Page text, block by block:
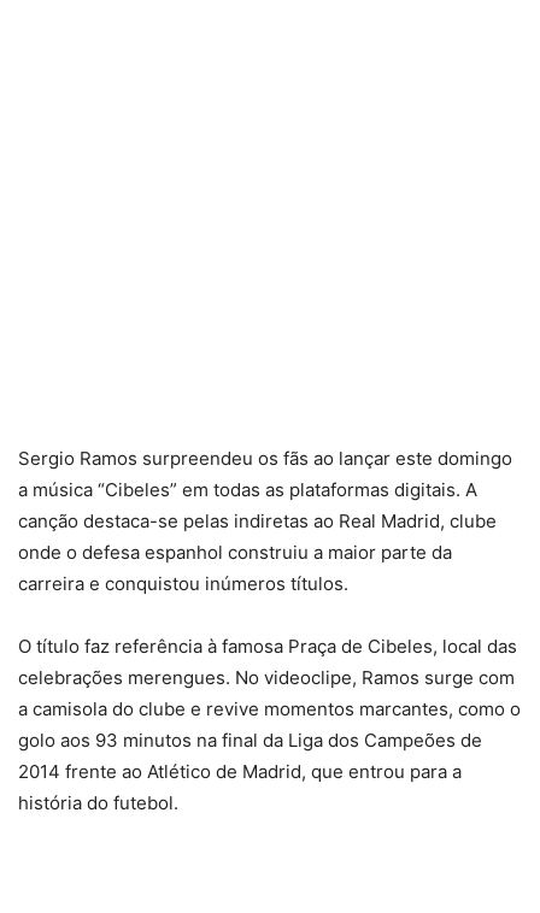
Sergio Ramos surpreendeu os fãs ao lançar este domingo
a música “Cibeles” em todas as plataformas digitais. A
canção destaca-se pelas indiretas ao Real Madrid, clube
onde o defesa espanhol construiu a maior parte da
carreira e conquistou inúmeros títulos.
O título faz referência à famosa Praça de Cibeles, local das
celebrações merengues. No videoclipe, Ramos surge com
a camisola do clube e revive momentos marcantes, como o
golo aos 93 minutos na final da Liga dos Campeões de
2014 frente ao Atlético de Madrid, que entrou para a
história do futebol.